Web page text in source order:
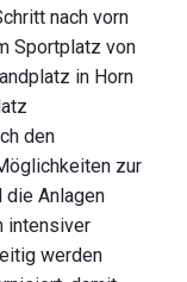
nach vorn
Sportplatz von
in Horn
den
zur
die Anlagen
intensiver
werden